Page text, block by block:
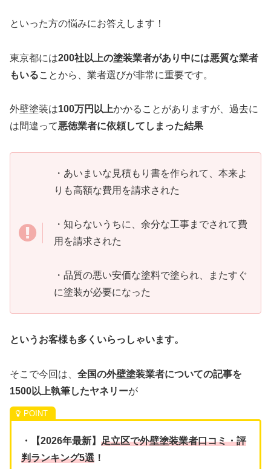
といった方の悩みにお答えします！
東京都には200社以上の塗装業者があり中には悪質な業者
もいることから、業者選びが非常に重要です。
外壁塗装は100万円以上かかることがありますが、過去に
は間違って悪徳業者に依頼してしまった結果
・あいまいな見積もり書を作られて、本来よ
りも高額な費用を請求された
・知らないうちに、余分な工事までされて費
用を請求された
・品質の悪い安価な塗料で塗られ、またすぐ
に塗装が必要になった
というお客様も多くいらっしゃいます。
そこで今回は、 全国の外壁塗装業者についての記事を
1500以上執筆したヤネリーが
・【2026年最新】 足立区で外壁塗装業者口コミ・評
判ランキング5選 ！